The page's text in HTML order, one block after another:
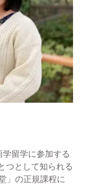
留学に参加する
つとして知られる
」の正規課程に